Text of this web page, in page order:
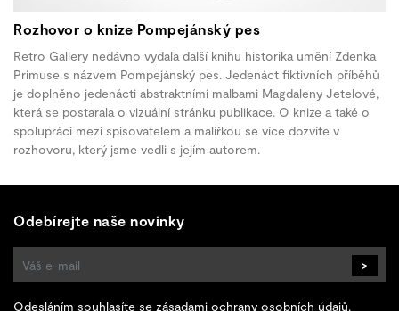
Rozhovor o knize Pompejánský pes
Retro Gallery nedávno vydala další knihu historika umění Zdenka
Primuse s názvem Pompejánský pes. Jedenáct fiktivních příběhů
je doplněno jedenácti abstraktními malbami Magdaleny Jetelové,
která se postarala o vizuální stránku publikace. O knize a také o
spolupráci mezi spisovatelem a malířkou se více dozvíte v
rozhovoru, který jsme vedli s jejím autorem.
Odebírejte naše novinky
>
Odesláním souhlasíte se zásadami ochrany osobních údajů.